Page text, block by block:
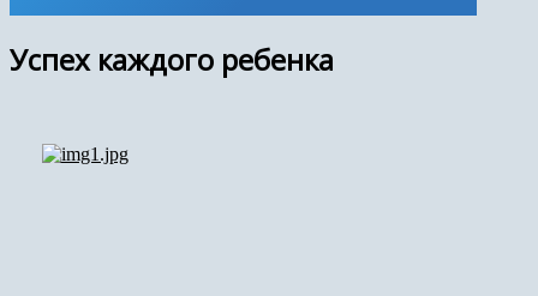
Успех каждого ребенка